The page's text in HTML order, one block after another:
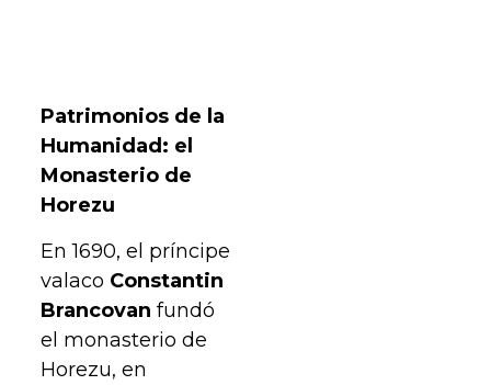
Patrimonios de la
Humanidad: el
Monasterio de
Horezu
En 1690, el príncipe
valaco Constantin
Brancovan fundó
el monasterio de
Horezu, en